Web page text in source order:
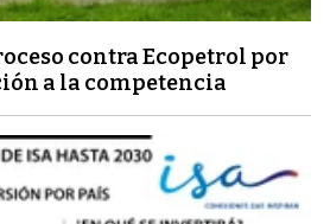
contra Ecopetrol por
a la competencia